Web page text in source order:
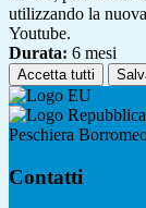
utilizzando la
Youtube.
Durata: 6 mesi
Accetta tutti
Peschiera
Contatti